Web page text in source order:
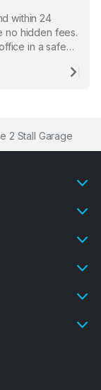
within 24
no hidden fees.
in a safe
the
2 Stall Garage